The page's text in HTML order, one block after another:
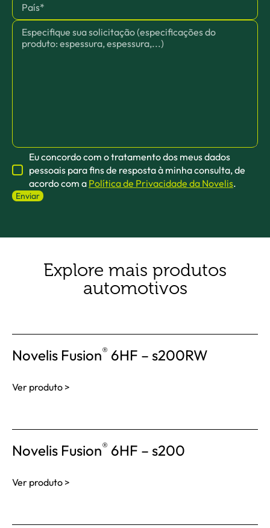
Eu concordo com o tratamento dos meus dados
pessoais para fins de resposta à minha consulta, de
acordo com a Política de Privacidade da Novelis.
Explore mais produtos
automotivos
Novelis Fusion® 6HF – s200RW
Ver produto >
Novelis Fusion® 6HF – s200
Ver produto >